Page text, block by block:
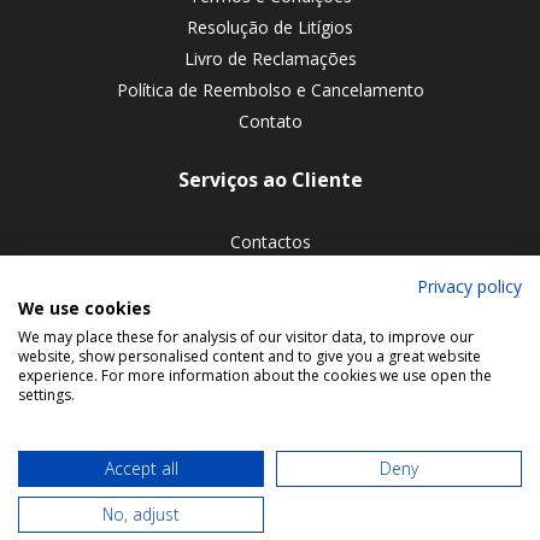
Resolução de Litígios
Livro de Reclamações
Política de Reembolso e Cancelamento
Contato
Serviços ao Cliente
Contactos
Siga-nos nas redes sociais
© 2026 Bookmaniacs. All rights reserved.
Privacy policy
We use cookies
We may place these for analysis of our visitor data, to improve our
website, show personalised content and to give you a great website
experience. For more information about the cookies we use open the
settings.
Accept all
Deny
No, adjust